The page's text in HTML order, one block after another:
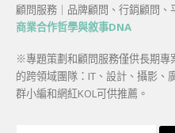
顧問服務｜品牌顧問、行銷顧問、
商業合作哲學與敘事DNA
※專題策劃和顧問服務僅供長期專
的跨領域團隊：IT、設計、攝影、
群小編和網紅KOL可供推薦。